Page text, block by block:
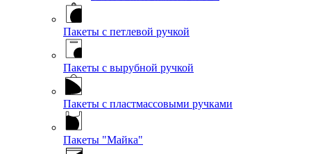
Пакеты с петлевой ручкой
Пакеты с вырубной ручкой
Пакеты с пластмассовыми ручками
Пакеты "Майка"